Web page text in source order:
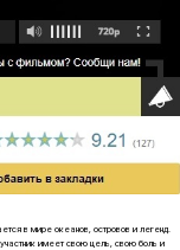
в мире океанов, островов и легенд.
имеет свою цель, свою боль и